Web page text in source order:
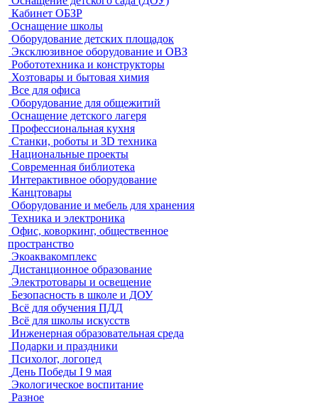
Кабинет ОБЗР
Оснащение школы
Оборудование детских площадок
Эксклюзивное оборудование и ОВЗ
Робототехника и конструкторы
Хозтовары и бытовая химия
Все для офиса
Оборудование для общежитий
Оснащение детского лагеря
Профессиональная кухня
Станки, роботы и 3D техника
Национальные проекты
Современная библиотека
Интерактивное оборудование
Канцтовары
Оборудование и мебель для хранения
Техника и электроника
Офис, коворкинг, общественное
пространство
Экоаквакомплекс
Дистанционное образование
Электротовары и освещение
Безопасность в школе и ДОУ
Всё для обучения ПДД
Всё для школы искусств
Инженерная образовательная среда
Подарки и праздники
Психолог, логопед
День Победы I 9 мая
Экологическое воспитание
Разное